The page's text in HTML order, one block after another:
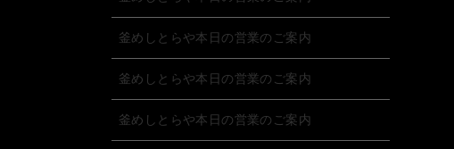
釜めしとらや本日の営業のご案内
釜めしとらや本日の営業のご案内
釜めしとらや本日の営業のご案内